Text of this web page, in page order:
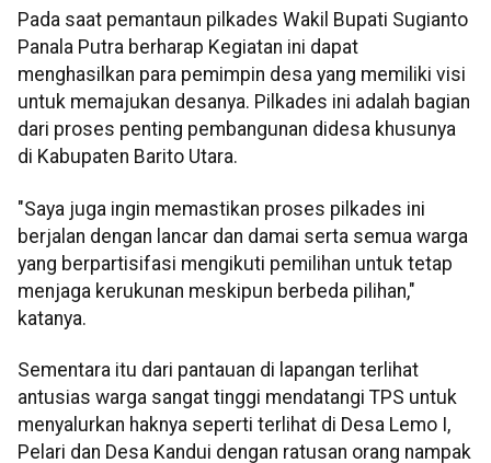
Pada saat pemantaun pilkades Wakil Bupati Sugianto
Panala Putra berharap Kegiatan ini dapat
menghasilkan para pemimpin desa yang memiliki visi
untuk memajukan desanya. Pilkades ini adalah bagian
dari proses penting pembangunan didesa khusunya
di Kabupaten Barito Utara.
"Saya juga ingin memastikan proses pilkades ini
berjalan dengan lancar dan damai serta semua warga
yang berpartisifasi mengikuti pemilihan untuk tetap
menjaga kerukunan meskipun berbeda pilihan,"
katanya.
Sementara itu dari pantauan di lapangan terlihat
antusias warga sangat tinggi mendatangi TPS untuk
menyalurkan haknya seperti terlihat di Desa Lemo I,
Pelari dan Desa Kandui dengan ratusan orang nampak